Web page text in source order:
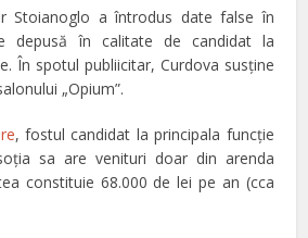
Stoianoglo a întrodus date false în
depusă în calitate de candidat la
În spotul publiicitar, Curdova susţine
„Opium”.
, fostul candidat la principala funcţie
sa are venituri doar din arenda
constituie 68.000 de lei pe an (cca